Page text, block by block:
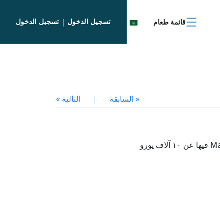
قائمة طعام تسجيل الدخول | تسجيل الدخول
« السابقة | التالية »